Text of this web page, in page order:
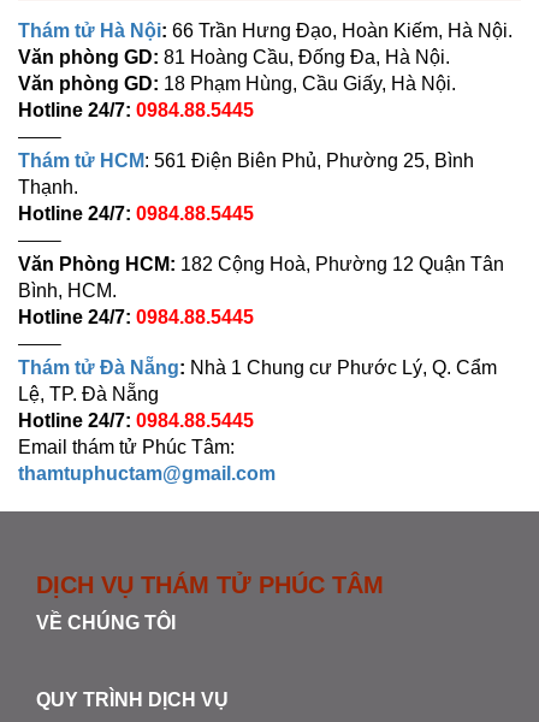
Thám tử Hà Nội: 66 Trần Hưng Đạo, Hoàn Kiếm, Hà Nội.
Văn phòng GD: 81 Hoàng Cầu, Đống Đa, Hà Nội.
Văn phòng GD: 18 Phạm Hùng, Cầu Giấy, Hà Nội.
Hotline 24/7: 0984.88.5445
——–
Thám tử HCM: 561 Điện Biên Phủ, Phường 25, Bình
Thạnh.
Hotline 24/7: 0984.88.5445
——–
Văn Phòng HCM: 182 Cộng Hoà, Phường 12 Quận Tân
Bình, HCM.
Hotline 24/7: 0984.88.5445
——–
Thám tử Đà Nẵng: Nhà 1 Chung cư Phước Lý, Q. Cẩm
Lệ, TP. Đà Nẵng
Hotline 24/7: 0984.88.5445
Email thám tử Phúc Tâm:
thamtuphuctam@gmail.com
DỊCH VỤ THÁM TỬ PHÚC TÂM
VỀ CHÚNG TÔI
QUY TRÌNH DỊCH VỤ